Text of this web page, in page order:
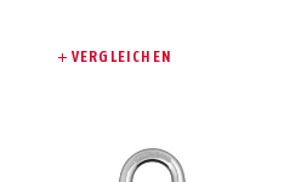
VERGLEICHEN